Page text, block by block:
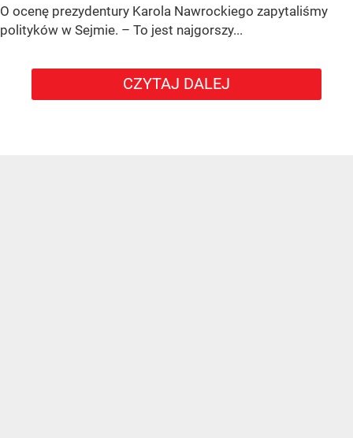
O ocenę prezydentury Karola Nawrockiego zapytaliśmy
polityków w Sejmie. – To jest najgorszy...
CZYTAJ DALEJ